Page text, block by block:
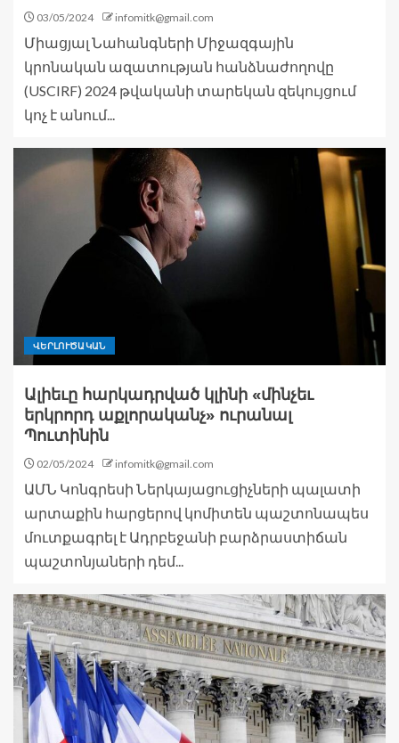
03/05/2024 infomitk@gmail.com
Միացյալ Նահանգների Միջազգային
կրոնական ազատության հանձնաժողովը
(USCIRF) 2024 թվականի տարեկան զեկույցում
կոչ է անում...
ՎԵՐԼՈՒԾԱԿԱՆ
Ալիեւը հարկադրված կլինի «մինչեւ
երկրորդ աքլորականչ» ուրանալ
Պուտինին
02/05/2024 infomitk@gmail.com
ԱՄՆ Կոնգրեսի Ներկայացուցիչների պալատի
արտաքին հարցերով կոմիտեն պաշտոնապես
մուտքագրել է Ադրբեջանի բարձրաստիճան
պաշտոնյաների դեմ...